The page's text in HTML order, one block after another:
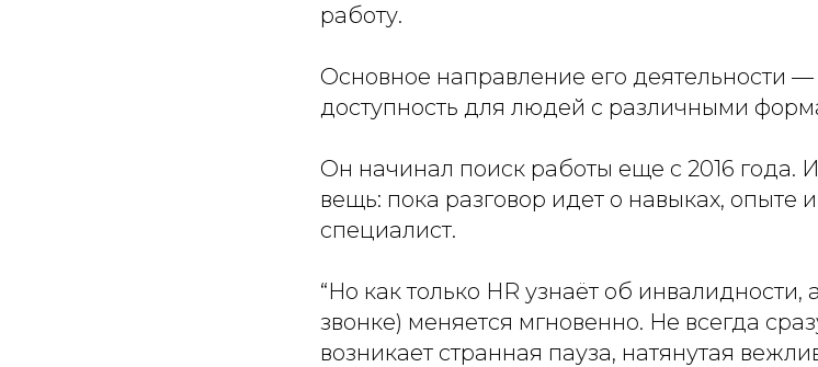
работу.
Основное направление его деятельности
доступность для людей с различными
Он начинал поиск работы еще с 2016 года.
вещь: пока разговор идет о навыках, опыте
специалист.
“Но как только HR узнаёт об
звонке) меняется мгновенно. Не всегда
возникает странная пауза, натянутая